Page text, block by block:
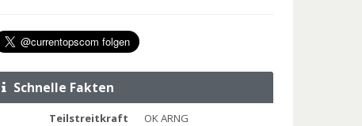
Schnelle Fakten
Teilstreitkraft OK ARNG